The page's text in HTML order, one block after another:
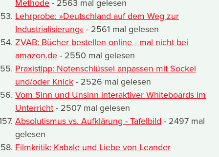
Methode - 2563 mal gelesen
Lehrprobe: »Deutschland auf dem Weg zur
Industrialisierung« - 2561 mal gelesen
ZVAB: Bücher bestellen online - mal nicht bei
amazon.de - 2550 mal gelesen
Praxistipp: Notenschlüssel anpassen mit Sockel
und/oder Knick - 2526 mal gelesen
Vom Sinn und Unsinn interaktiver Whiteboards im
Unterricht - 2507 mal gelesen
Absolutismus vs. Aufklärung - Tafelbild - 2497 mal
gelesen
Filmkritik: Kabale und Liebe von Leander